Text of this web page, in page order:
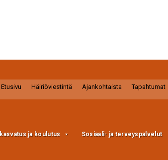
Etusivu Häiriöviestintä Ajankohtaista Tapahtumat
ja koulutus Sosiaali- ja terveyspalvelut